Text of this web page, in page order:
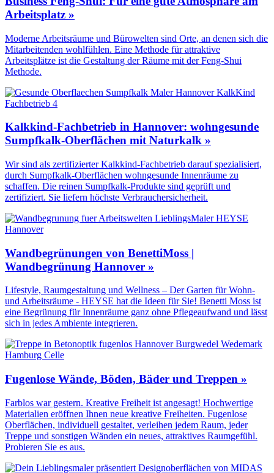
Arbeitsplatz »
Moderne Arbeitsräume und Bürowelten sind Orte, an denen sich die
Mitarbeitenden wohlfühlen. Eine Methode für attraktive
Arbeitsplätze ist die Gestaltung der Räume mit der Feng-Shui
Methode.
Kalkkind-Fachbetrieb in Hannover: wohngesunde
Sumpfkalk-Oberflächen mit Naturkalk »
Wir sind als zertifizierter Kalkkind-Fachbetrieb darauf spezialisiert,
durch Sumpfkalk-Oberflächen wohngesunde Innenräume zu
schaffen. Die reinen Sumpfkalk-Produkte sind geprüft und
zertifiziert. Sie liefern höchste Verbrauchersicherheit.
Wandbegrünungen von BenettiMoss |
Wandbegrünung Hannover »
Lifestyle, Raumgestaltung und Wellness – Der Garten für Wohn-
und Arbeitsräume - HEYSE hat die Ideen für Sie! Benetti Moss ist
eine Begrünung für Innenräume ganz ohne Pflegeaufwand und lässt
sich in jedes Ambiente integrieren.
Fugenlose Wände, Böden, Bäder und Treppen »
Farblos war gestern. Kreative Freiheit ist angesagt! Hochwertige
Materialien eröffnen Ihnen neue kreative Freiheiten. Fugenlose
Oberflächen, individuell gestaltet, verleihen jedem Raum, jeder
Treppe und sonstigen Wänden ein neues, attraktives Raumgefühl.
Probieren Sie es aus.